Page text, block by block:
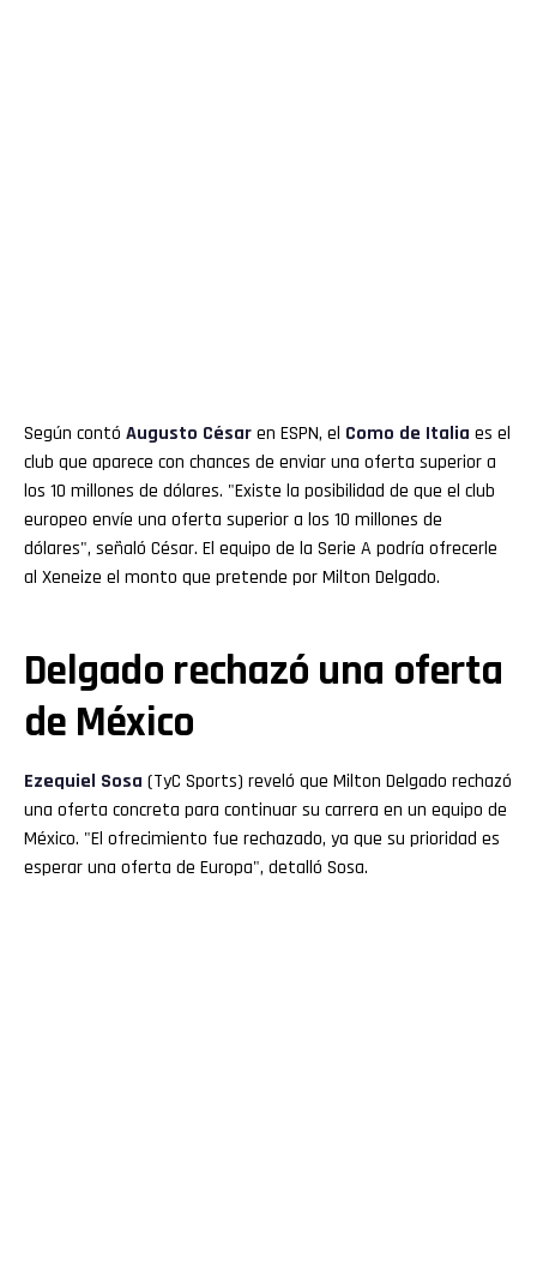
Según contó Augusto Césaren ESPN, el Como de Italia es el
club que aparece con chances de enviar una oferta superior a
los 10 millones de dólares. "Existe la posibilidad de que el club
europeo envíe una oferta superior a los 10 millones de
dólares", señaló César. El equipo de la Serie A podría ofrecerle
al Xeneize el monto que pretende por Milton Delgado.
Delgado rechazó una oferta
de México
Ezequiel Sosa (TyC Sports) reveló que Milton Delgado rechazó
una oferta concreta para continuar su carrera en un equipo de
México. "El ofrecimiento fue rechazado, ya que su prioridad es
esperar una oferta de Europa", detalló Sosa.